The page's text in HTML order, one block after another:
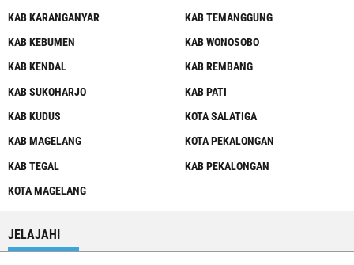
KAB KARANGANYAR
KAB KEBUMEN
KAB KENDAL
KAB SUKOHARJO
KAB KUDUS
KAB MAGELANG
KAB TEGAL
KOTA MAGELANG
KAB TEMANGGUNG
KAB WONOSOBO
KAB REMBANG
KAB PATI
KOTA SALATIGA
KOTA PEKALONGAN
KAB PEKALONGAN
JELAJAHI